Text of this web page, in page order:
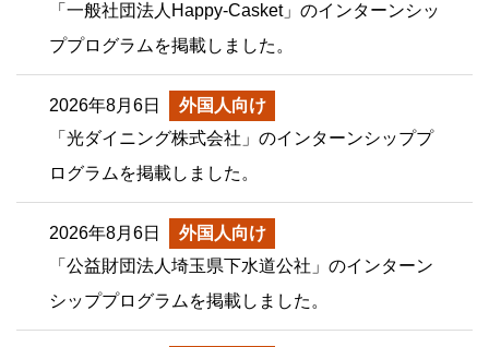
「一般社団法人Happy-Casket」のインターンシッ
ププログラムを掲載しました。
2026年8月6日
外国人向け
「光ダイニング株式会社」のインターンシッププ
ログラムを掲載しました。
2026年8月6日
外国人向け
「公益財団法人埼玉県下水道公社」のインターン
シッププログラムを掲載しました。